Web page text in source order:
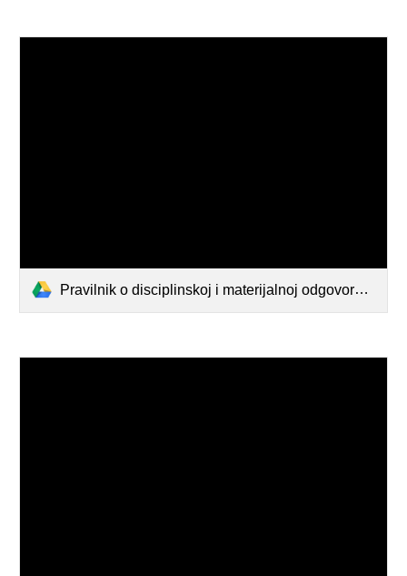
Pravilnik o disciplinskoj i materijalnoj odgovornosti zaposlenih.doc